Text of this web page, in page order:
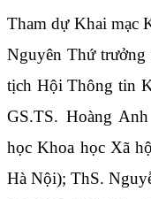
Tham dự Khai mạc
Nguyên Thứ trưởng
tịch Hội Thông tin
GS.TS. Hoàng
học Khoa học Xã
Hà Nội); ThS.